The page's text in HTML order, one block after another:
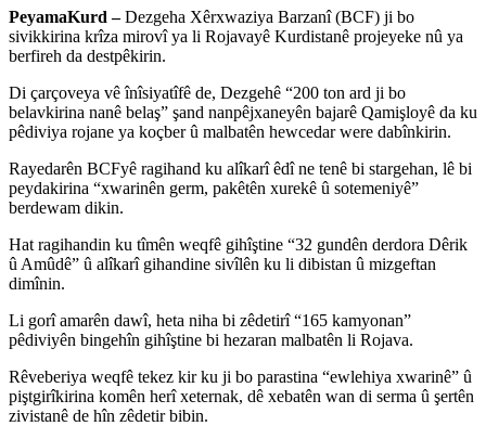
PeyamaKurd –Dezgeha Xêrxwaziya Barzanî (BCF) ji bo
sivikkirina krîza mirovî ya li Rojavayê Kurdistanê projeyeke nû ya
berfireh da destpêkirin.
Di çarçoveya vê înîsiyatîfê de, Dezgehê “200 ton ard ji bo
belavkirina nanê belaş” şand nanpêjxaneyên bajarê Qamişloyê da ku
pêdiviya rojane ya koçber û malbatên hewcedar were dabînkirin.
Rayedarên BCFyê ragihand ku alîkarî êdî ne tenê bi stargehan, lê bi
peydakirina “xwarinên germ, pakêtên xurekê û sotemeniyê”
berdewam dikin.
Hat ragihandin ku tîmên weqfê gihîştine “32 gundên derdora Dêrik
û Amûdê” û alîkarî gihandine sivîlên ku li dibistan û mizgeftan
dimînin.
Li gorî amarên dawî, heta niha bi zêdetirî “165 kamyonan”
pêdiviyên bingehîn gihîştine bi hezaran malbatên li Rojava.
Rêveberiya weqfê tekez kir ku ji bo parastina “ewlehiya xwarinê” û
piştgirîkirina komên herî xeternak, dê xebatên wan di serma û şertên
zivistanê de hîn zêdetir bibin.